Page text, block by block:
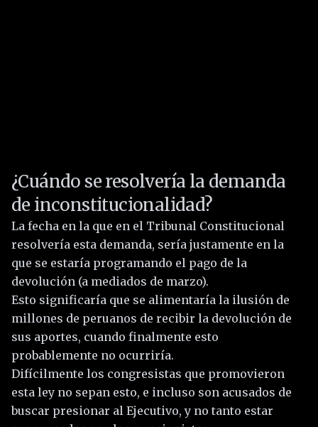
¿Cuándo se resolvería la demanda
de inconstitucionalidad?
La fecha en la que en el Tribunal Constitucional
resolvería esta demanda, sería justamente en la
que se estaría programando el pago de la
devolución (a mediados de marzo).
Esto significaría que se alimentaría la ilusión de
millones de peruanos de recibir la devolución de
sus aportes, cuando finalmente esto
probablemente no ocurriría.
Difícilmente los congresistas que promovieron
esta ley no sepan esto, e incluso son acusados de
buscar presionar al Ejecutivo, y no tanto estar